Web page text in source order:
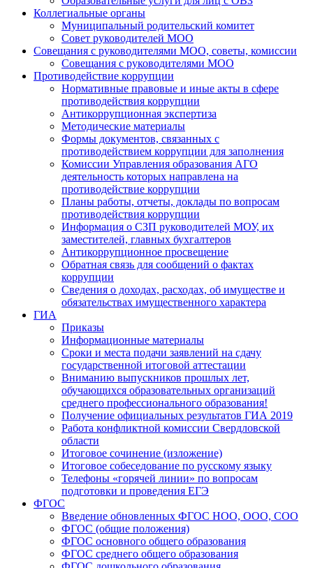
Коллегиальные органы
Муниципальный родительский комитет
Совет руководителей МОО
Совещания с руководителями МОО, советы, комиссии
Совещания с руководителями МОО
Противодействие коррупции
Нормативные правовые и иные акты в сфере
противодействия коррупции
Антикоррупционная экспертиза
Методические материалы
Формы документов, связанных с
противодействием коррупции для заполнения
Комиссии Управления образования АГО
деятельность которых направлена на
противодействие коррупции
Планы работы, отчеты, доклады по вопросам
противодействия коррупции
Информация о СЗП руководителей МОУ, их
заместителей, главных бухгалтеров
Антикоррупционное просвещение
Обратная связь для сообщений о фактах
коррупции
Сведения о доходах, расходах, об имуществе и
обязательствах имущественного характера
ГИА
Приказы
Информационные материалы
Сроки и места подачи заявлений на сдачу
государственной итоговой аттестации
Вниманию выпускников прошлых лет,
обучающихся образовательных организаций
среднего профессионального образования!
Получение официальных результатов ГИА 2019
Работа конфликтной комиссии Свердловской
области
Итоговое сочинение (изложение)
Итоговое собеседование по русскому языку
Телефоны «горячей линии» по вопросам
подготовки и проведения ЕГЭ
ФГОС
Введение обновленных ФГОС НОО, ООО, СОО
ФГОС (общие положения)
ФГОС основного общего образования
ФГОС среднего общего образования